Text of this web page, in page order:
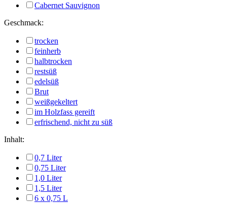
Cabernet Sauvignon
Geschmack:
trocken
feinherb
halbtrocken
restsüß
edelsüß
Brut
weißgekeltert
im Holzfass gereift
erfrischend, nicht zu süß
Inhalt:
0,7 Liter
0,75 Liter
1,0 Liter
1,5 Liter
6 x 0,75 L